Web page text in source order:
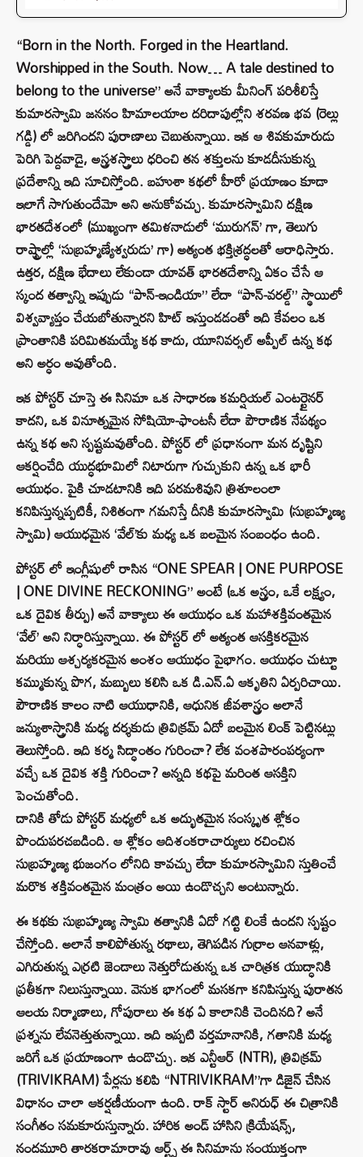
“Born in the North. Forged in the Heartland.
Worshipped in the South. Now… A tale destined to
belong to the universe” అనే వాక్యాలకు మీనింగ్ పరిశీలిస్తే
కుమారస్వామి జననం హిమాలయాల దరిదాపుల్లోని శరవణ భవ (రెల్లు
గడ్డి) లో జరిగిందని పురాణాలు చెబుతున్నాయి. ఇక ఆ శివకుమారుడు
పెరిగి పెద్దవాడై, అస్త్రశస్త్రాలు ధరించి తన శక్తులను కూడదీసుకున్న
ప్రదేశాన్ని ఇది సూచిస్తోంది. బహుశా కథలో హీరో ప్రయాణం కూడా
ఇలాగే సాగుతుందేమో అని అనుకోవచ్చు. కుమారస్వామిని దక్షిణ
భారతదేశంలో (ముఖ్యంగా తమిళనాడులో ‘మురుగన్’ గా, తెలుగు
రాష్ట్రాల్లో ‘సుబ్రహ్మణ్యేశ్వరుడు’ గా) అత్యంత భక్తిశ్రద్ధలతో ఆరాధిస్తారు.
ఉత్తర, దక్షిణ భేదాలు లేకుండా యావత్ భారతదేశాన్ని ఏకం చేసే ఆ
స్కంద తత్వాన్ని ఇప్పుడు “పాన్-ఇండియా” లేదా “పాన్-వరల్డ్” స్థాయిలో
విశ్వవ్యాప్తం చేయబోతున్నారని హిట్ ఇస్తుండడంతో ఇది కేవలం ఒక
ప్రాంతానికి పరిమితమయ్యే కథ కాదు, యూనివర్సల్ అప్పీల్ ఉన్న కథ
అని అర్ధం అవుతోంది.
ఇక పోస్టర్ చూస్తె ఈ సినిమా ఒక సాధారణ కమర్షియల్ ఎంటర్టైనర్
కాదని, ఒక వినూత్నమైన సోషియో-ఫాంటసీ లేదా పౌరాణిక నేపథ్యం
ఉన్న కథ అని స్పష్టమవుతోంది. పోస్టర్ లో ప్రధానంగా మన దృష్టిని
ఆకర్షించేది యుద్ధభూమిలో నిటారుగా గుచ్చుకుని ఉన్న ఒక భారీ
ఆయుధం. పైకి చూడటానికి ఇది పరమశివుని త్రిశూలంలా
కనిపిస్తున్నప్పటికీ, నిశితంగా గమనిస్తే దీనికి కుమారస్వామి (సుబ్రహ్మణ్య
స్వామి) ఆయుధమైన ‘వేల్’కు మధ్య ఒక బలమైన సంబంధం ఉంది.
పోస్టర్ లో ఇంగ్లీషులో రాసిన “ONE SPEAR | ONE PURPOSE
| ONE DIVINE RECKONING” అంటే (ఒక అస్త్రం, ఒకే లక్ష్యం,
ఒక దైవిక తీర్పు) అనే వాక్యాలు ఈ ఆయుధం ఒక మహాశక్తివంతమైన
‘వేల్’ అని నిర్ధారిస్తున్నాయి. ఈ పోస్టర్ లో అత్యంత ఆసక్తికరమైన
మరియు ఆశ్చర్యకరమైన అంశం ఆయుధం పైభాగం. ఆయుధం చుట్టూ
కమ్ముకున్న పొగ, మబ్బులు కలిసి ఒక డి.ఎన్.ఏ ఆకృతిని ఏర్పరిచాయి.
పౌరాణిక కాలం నాటి ఆయుధానికి, ఆధునిక జీవశాస్త్రం అలానే
జన్యుశాస్త్రానికి మధ్య దర్శకుడు త్రివిక్రమ్ ఏదో బలమైన లింక్ పెట్టినట్లు
తెలుస్తోంది. ఇది కర్మ సిద్ధాంతం గురించా? లేక వంశపారంపర్యంగా
వచ్చే ఒక దైవిక శక్తి గురించా? అన్నది కథపై మరింత ఆసక్తిని
పెంచుతోంది.
దానికి తోడు పోస్టర్ మధ్యలో ఒక అద్భుతమైన సంస్కృత శ్లోకం
పొందుపరచబడింది. ఆ శ్లోకం ఆదిశంకరాచార్యులు రచించిన
సుబ్రహ్మణ్య భుజంగం లోనిది కావచ్చు లేదా కుమారస్వామిని స్తుతించే
మరొక శక్తివంతమైన మంత్రం అయి ఉండొచ్చని అంటున్నారు.
ఈ కథకు సుబ్రహ్మణ్య స్వామి తత్వానికి ఏదో గట్టి లింకే ఉందని స్పష్టం
చేస్తోంది. అలానే కాలిపోతున్న రథాలు, తెగిపడిన గుర్రాల ఆనవాళ్లు,
ఎగిరుతున్న ఎర్రటి జెండాలు నెత్తురోడుతున్న ఒక చారిత్రక యుద్ధానికి
ప్రతీకగా నిలుస్తున్నాయి. వెనుక భాగంలో మసకగా కనిపిస్తున్న పురాతన
ఆలయ నిర్మాణాలు, గోపురాలు ఈ కథ ఏ కాలానికి చెందినది? అనే
ప్రశ్నను లేవనెత్తుతున్నాయి. ఇది ఇప్పటి వర్తమానానికి, గతానికి మధ్య
జరిగే ఒక ప్రయాణంగా ఉండొచ్చు. ఇక ఎన్టీఆర్ (NTR), త్రివిక్రమ్
(TRIVIKRAM) పేర్లను కలిపి “NTRIVIKRAM”గా డిజైన్ చేసిన
విధానం చాలా ఆకర్షణీయంగా ఉంది. రాక్ స్టార్ అనిరుధ్ ఈ చిత్రానికి
సంగీతం సమకూరుస్తున్నారు. హారిక అండ్ హాసిని క్రియేషన్స్,
నందమూరి తారకరామారావు ఆర్ట్స్ ఈ సినిమాను సంయుక్తంగా